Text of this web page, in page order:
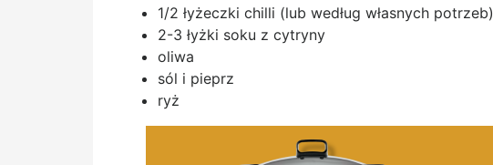
1/2 łyżeczki chilli (lub według własnych potrzeb)
2-3 łyżki soku z cytryny
oliwa
sól i pieprz
ryż